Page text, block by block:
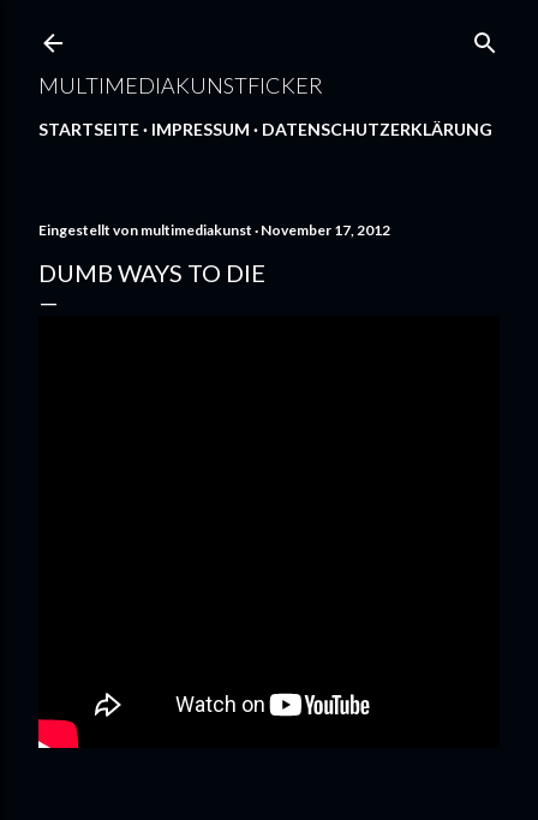
MULTIMEDIAKUNSTFICKER
STARTSEITE IMPRESSUM DATENSCHUTZERKLÄRUNG
Eingestellt von multimediakunst November 17, 2012
DUMB WAYS TO DIE